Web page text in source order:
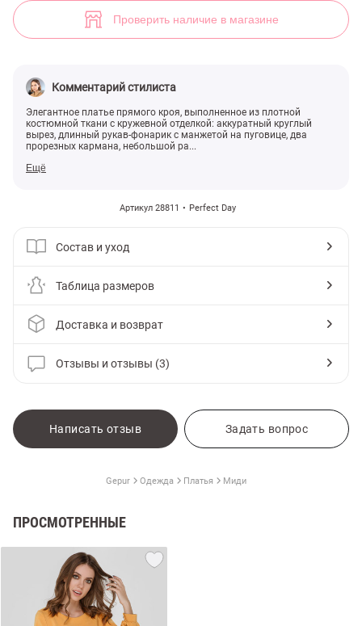
Проверить наличие в магазине
Комментарий стилиста
Элегантное платье прямого кроя, выполненное из плотной
костюмной ткани с кружевной отделкой: аккуратный круглый
вырез, длинный рукав-фонарик с манжетой на пуговице, два
прорезных кармана, небольшой ра...
Ещё
Артикул 28811 Perfect Day
Состав и уход
Таблица размеров
Доставка и возврат
Отзывы и отзывы (3)
Написать отзыв Задать вопрос
Gepur Одежда Платья Миди
ПРОСМОТРЕННЫЕ
Платье с кружевом (арт. 28811) ♡ интернет-магазин Gepur